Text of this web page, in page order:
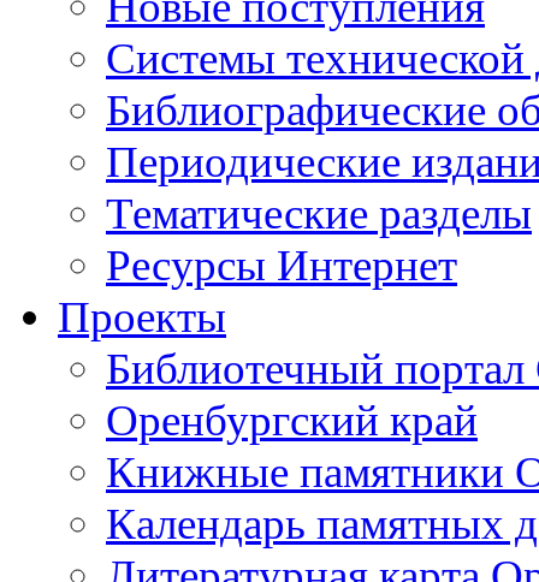
Cистемы
Библиографические
Периодические
Тематические разделы
Ресурсы Интернет
Проекты
Библиотечный портал
Оренбургский край
Книжные памятники
Календарь памятных